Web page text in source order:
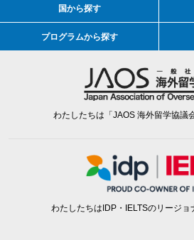
国から探す
プログラムから探す
わたしたちは「JAOS 海外留学協議
わたしたちはIDP・IELTSのリージョ